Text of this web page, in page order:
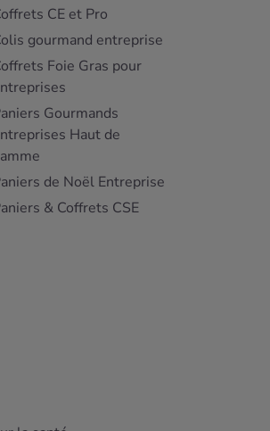
CE et Pro
gourmand entreprise
Foie Gras pour
Gourmands
Haut de
de Noël Entreprise
& Coffrets CSE